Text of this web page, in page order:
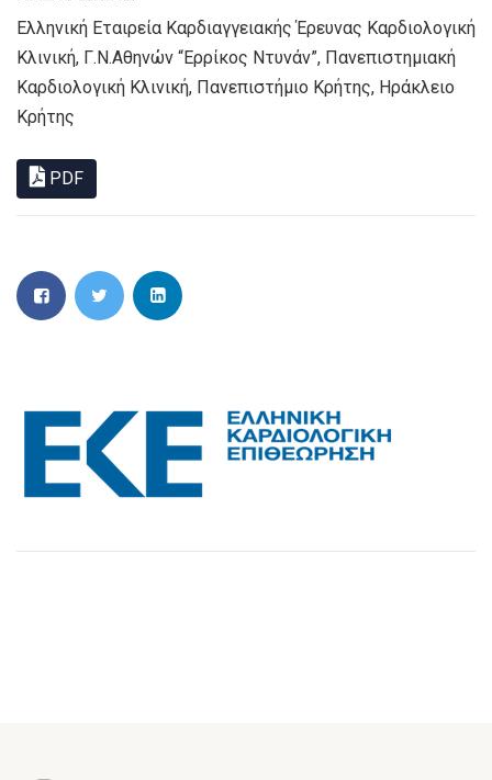
Ελληνική Εταιρεία Καρδιαγγειακής Έρευνας Καρδιολογική
Κλινική, Γ.Ν.Αθηνών “Ερρίκος Ντυνάν”, Πανεπιστημιακή
Καρδιολογική Κλινική, Πανεπιστήμιο Κρήτης, Ηράκλειο
Κρήτης
PDF